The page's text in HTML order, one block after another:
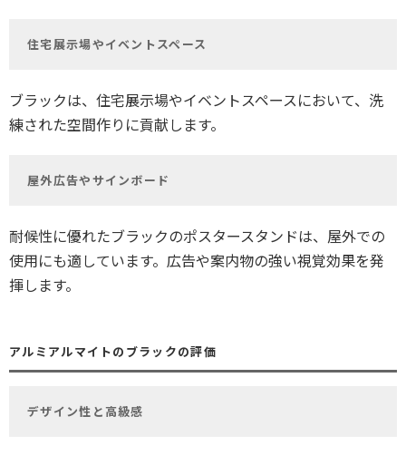
住宅展示場やイベントスペース
ブラックは、住宅展示場やイベントスペースにおいて、洗
練された空間作りに貢献します。
屋外広告やサインボード
耐候性に優れたブラックのポスタースタンドは、屋外での
使用にも適しています。広告や案内物の強い視覚効果を発
揮します。
アルミアルマイトのブラックの評価
デザイン性と高級感